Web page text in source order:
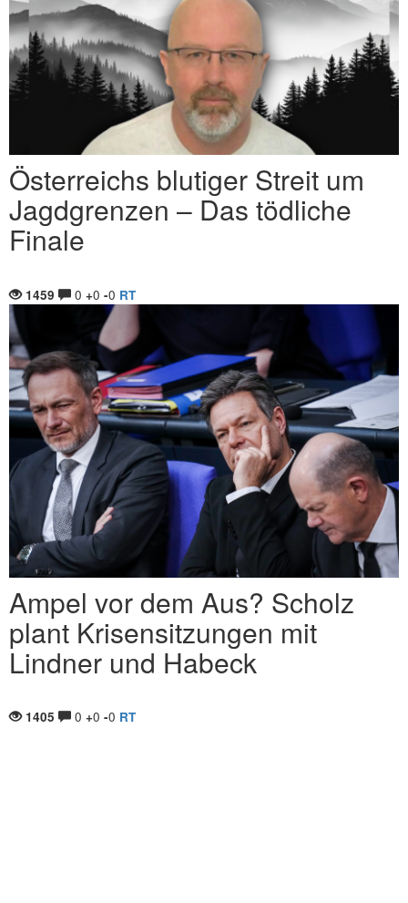
Österreichs blutiger Streit um
Jagdgrenzen – Das tödliche
Finale
1459 0 +0 -0 RT
Ampel vor dem Aus? Scholz
plant Krisensitzungen mit
Lindner und Habeck
1405 0 +0 -0 RT